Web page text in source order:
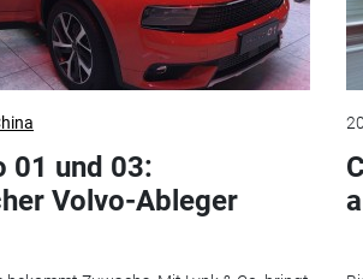
01 und 03:
Volvo-Ableger